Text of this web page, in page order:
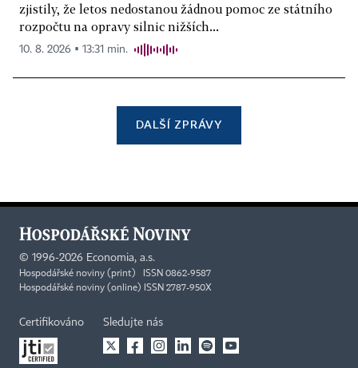
zjistily, že letos nedostanou žádnou pomoc ze státního
rozpočtu na opravy silnic nižších...
10. 8. 2026 ▪ 13:31 min.
DALŠÍ ZPRÁVY
© 1996-2026 Economia, a.s.
Hospodářské noviny (print) ISSN 0862-9587
Hospodářské noviny (online) ISSN 2787-950X
Certifikováno Sledujte nás